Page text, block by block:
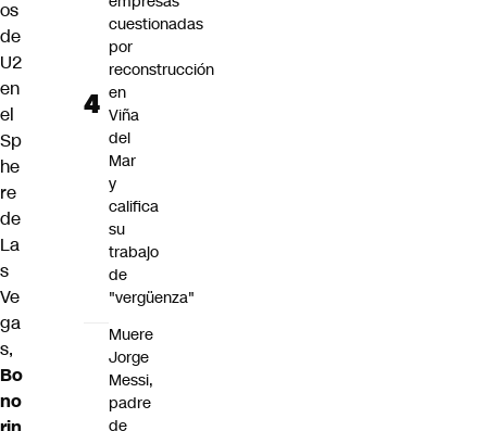
os
de
U2
en
el
Sp
he
re
de
La
s
Ve
ga
s,
Bo
no
cuestionadas
por
reconstrucción
en
Viña
del
Mar
y
califica
su
trabajo
de
"vergüenza"
Muere
Jorge
Messi,
padre
de